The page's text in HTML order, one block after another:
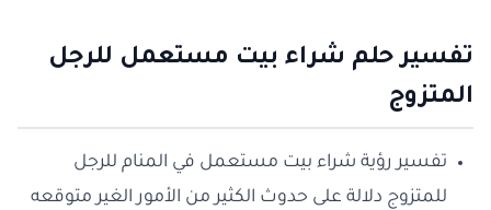
تفسير حلم شراء بيت مستعمل للرجل
المتزوج
تفسير رؤية شراء بيت مستعمل في المنام للرجل
للمتزوج دلالة على حدوث الكثير من الأمور الغير متوقعه